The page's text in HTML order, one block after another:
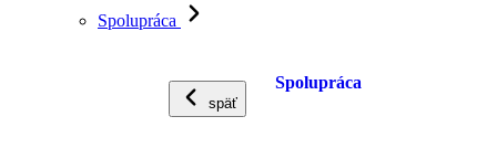
Spolupráca
späť
Spolupráca